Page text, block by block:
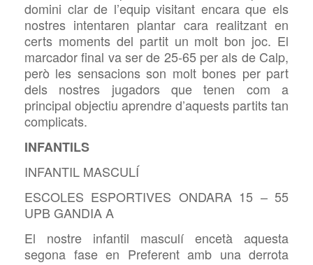
domini clar de l’equip visitant encara que els
nostres intentaren plantar cara realitzant en
certs moments del partit un molt bon joc. El
marcador final va ser de 25-65 per als de Calp,
però les sensacions son molt bones per part
dels nostres jugadors que tenen com a
principal objectiu aprendre d’aquests partits tan
complicats.
INFANTILS
INFANTIL MASCULÍ
ESCOLES ESPORTIVES ONDARA 15 – 55
UPB GANDIA A
El nostre infantil masculí encetà aquesta
segona fase en Preferent amb una derrota